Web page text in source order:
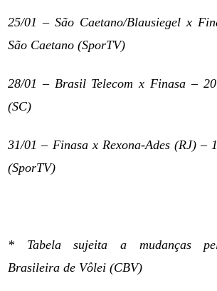
25/01 – São Caetano/Blausiegel x
São Caetano (SporTV)
28/01 – Brasil Telecom x Finasa –
(SC)
31/01 – Finasa x Rexona-Ades (RJ) –
(SporTV)
* Tabela sujeita a mudanças
Brasileira de Vôlei (CBV)